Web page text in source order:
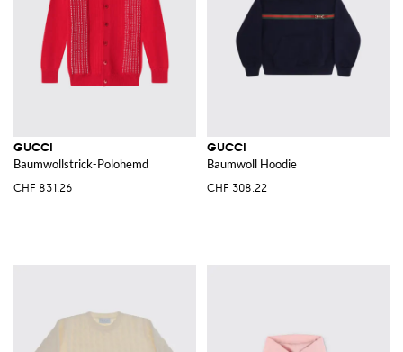
GUCCI
Baumwollstrick-Polohemd
CHF 831.26
GUCCI
Baumwoll Hoodie
CHF 308.22